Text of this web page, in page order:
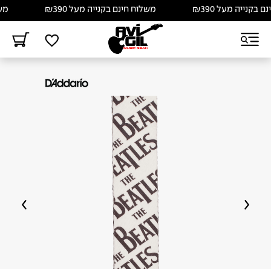
מעל ₪390 משלוח חינם בקנייה מעל ₪390